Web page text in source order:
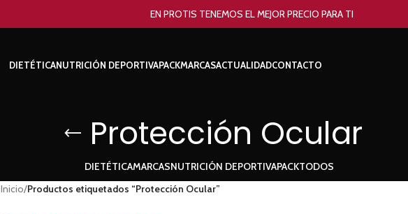
EN PROTIS TENEMOS EL MEJOR PRECIO PARA TI
DIETÉTICANUTRICIÓN DEPORTIVAPACKMARCASACTUALIDADCONTACTO
Protección Ocular
DIETÉTICAMARCASNUTRICIÓN DEPORTIVAPACKTODOS
Inicio/Productos etiquetados “Protección Ocular”